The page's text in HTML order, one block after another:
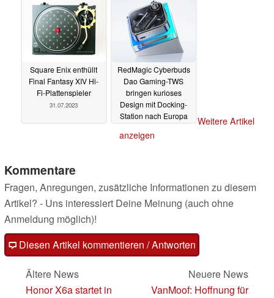
01.08.2023
Square Enix enthüllt
Final Fantasy XIV Hi-
Fi-Plattenspieler
31.07.2023
RedMagic Cyberbuds
Dao Gaming-TWS
bringen kurioses
Design mit Docking-
Station nach Europa
Weitere Artikel
anzeigen
Kommentare
Fragen, Anregungen, zusätzliche Informationen zu diesem
Artikel? - Uns interessiert Deine Meinung (auch ohne
Anmeldung möglich)!
Diesen Artikel kommentieren / Antworten
Ältere News
Honor X6a startet in
Neuere News
VanMoof: Hoffnung für